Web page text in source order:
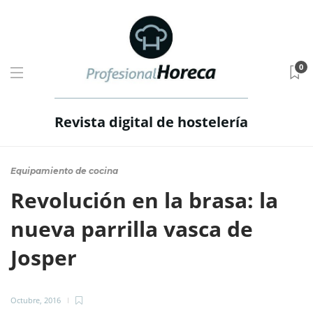
Revista digital de hostelería
0
Equipamiento de cocina
Revolución en la brasa: la
nueva parrilla vasca de
Josper
Octubre, 2016